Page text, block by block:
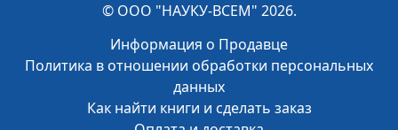
© ООО "НАУКУ-ВСЕМ" 2026.
Информация о Продавце
Политика в отношении обработки персональных
данных
Как найти книги и сделать заказ